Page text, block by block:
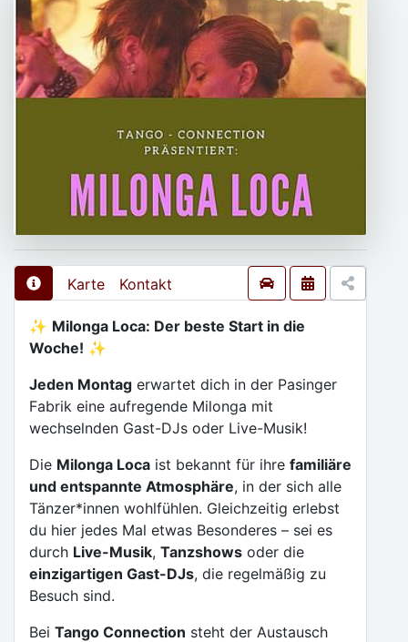
Karte Kontakt
✨ Milonga Loca: Der beste Start in die
Woche! ✨
Jeden Montag erwartet dich in der Pasinger
Fabrik eine aufregende Milonga mit
wechselnden Gast-DJs oder Live-Musik!
Die Milonga Loca ist bekannt für ihre familiäre
und entspannte Atmosphäre, in der sich alle
Tänzer*innen wohlfühlen. Gleichzeitig erlebst
du hier jedes Mal etwas Besonderes – sei es
durch Live-Musik, Tanzshows oder die
einzigartigen Gast-DJs, die regelmäßig zu
Besuch sind.
Bei Tango Connection steht der Austausch